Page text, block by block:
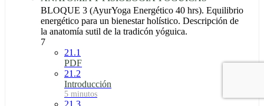
BLOQUE 3 (AyurYoga Energético 40 hrs). Equilibrio
energético para un bienestar holístico. Descripción de
la anatomía sutil de la tradicón yóguica.
7
21.1
PDF
21.2
Introducción
5 minutos